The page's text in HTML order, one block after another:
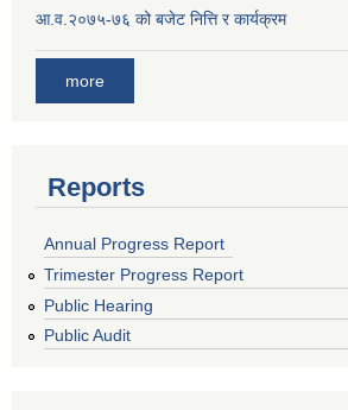
आ.व.२०७५-७६ को बजेट नित्ति र कार्यक्रम
more
Reports
Annual Progress Report
Trimester Progress Report
Public Hearing
Public Audit